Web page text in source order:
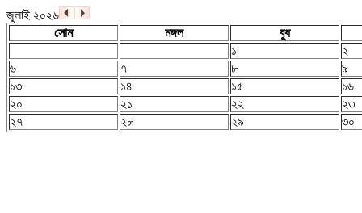
জুলাই ২০২৬
সোম
মঙ্গল
বুধ
১
২
৬
৭ ৮
৯
১৩
১৪ ১৫
১৬
২০
২১ ২২
২৩
২৭
২৮ ২৯ ৩০